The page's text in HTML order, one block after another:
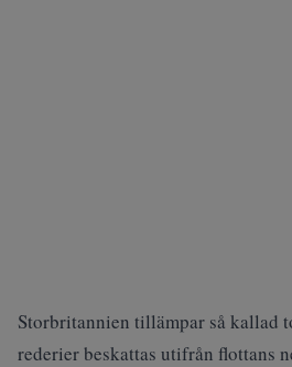
Storbritannien tillämpar så kallad
rederier beskattas utifrån flottans